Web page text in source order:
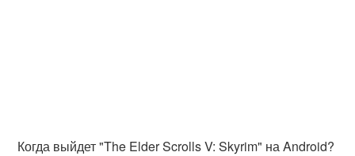
Когда выйдет "The Elder Scrolls V: Skyrim" на Android?